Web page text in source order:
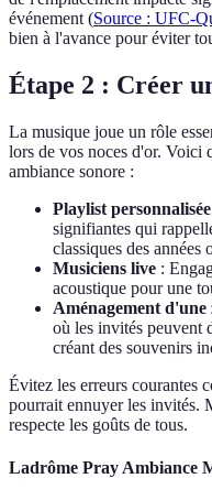
événement (Source : UFC-
bien à l'avance pour éviter
Étape 2 : Créer
La musique joue un rôle
lors de vos noces d'or. Voici
ambiance sonore :
Playlist personnalisée
signifiantes qui
classiques des années
Musiciens live :
acoustique pour une
Aménagement d'une
où les invités peuvent
créant des souvenirs
Évitez les erreurs courantes
pourrait ennuyer les invités.
respecte les goûts de tous.
Ladrôme Pray Ambiance